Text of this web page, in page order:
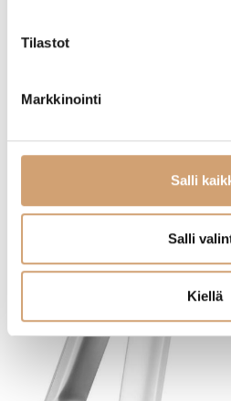
Tilastot
Markkinointi
Salli
Salli
Kiellä
Aerolatte maidonvaahdotin Chrome
Lue lisää